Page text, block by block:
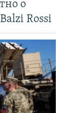
о
Rossi